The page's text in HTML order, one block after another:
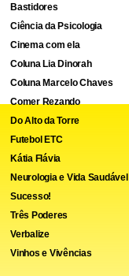
Bastidores
Ciência da Psicologia
Cinema com ela
Coluna Lia Dinorah
Coluna Marcelo Chaves
Comer Rezando
Do Alto da Torre
Futebol ETC
Kátia Flávia
Neurologia e Vida Saudável
Sucesso!
Três Poderes
Verbalize
Vinhos e Vivências